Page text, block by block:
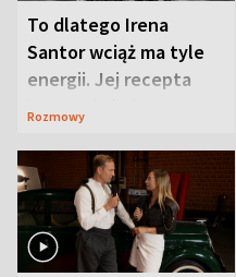
To dlatego Irena
Santor wciąż ma tyle
energii. Jej recepta
jest zaskakująco
Rozmowy